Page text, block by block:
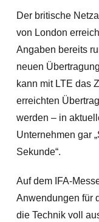
Der britische
von London
Angaben bereits
neuen
kann mit LTE das
erreichten
werden – in
Unternehmen gar
Sekunde“.
Auf dem IFA-
Anwendungen für
die Technik voll